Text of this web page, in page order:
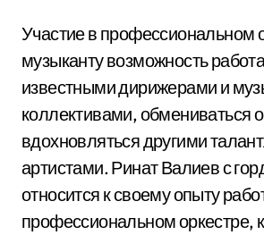
Участие в профессиональном
музыканту возможность
известными дирижерами и
коллективами, обмениваться
вдохновляться другими
артистами. Ринат Валиев с
относится к своему опыту
профессиональном оркестре,